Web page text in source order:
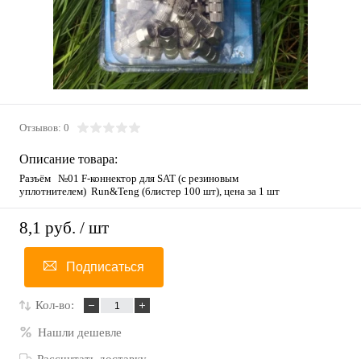
Отзывов: 0
Описание товара:
Разъём №01 F-коннектор для SAT (с резиновым
уплотнителем) Run&Teng (блистер 100 шт), цена за 1 шт
8,1 руб. / шт
Подписаться
Кол-во:
Нашли дешевле